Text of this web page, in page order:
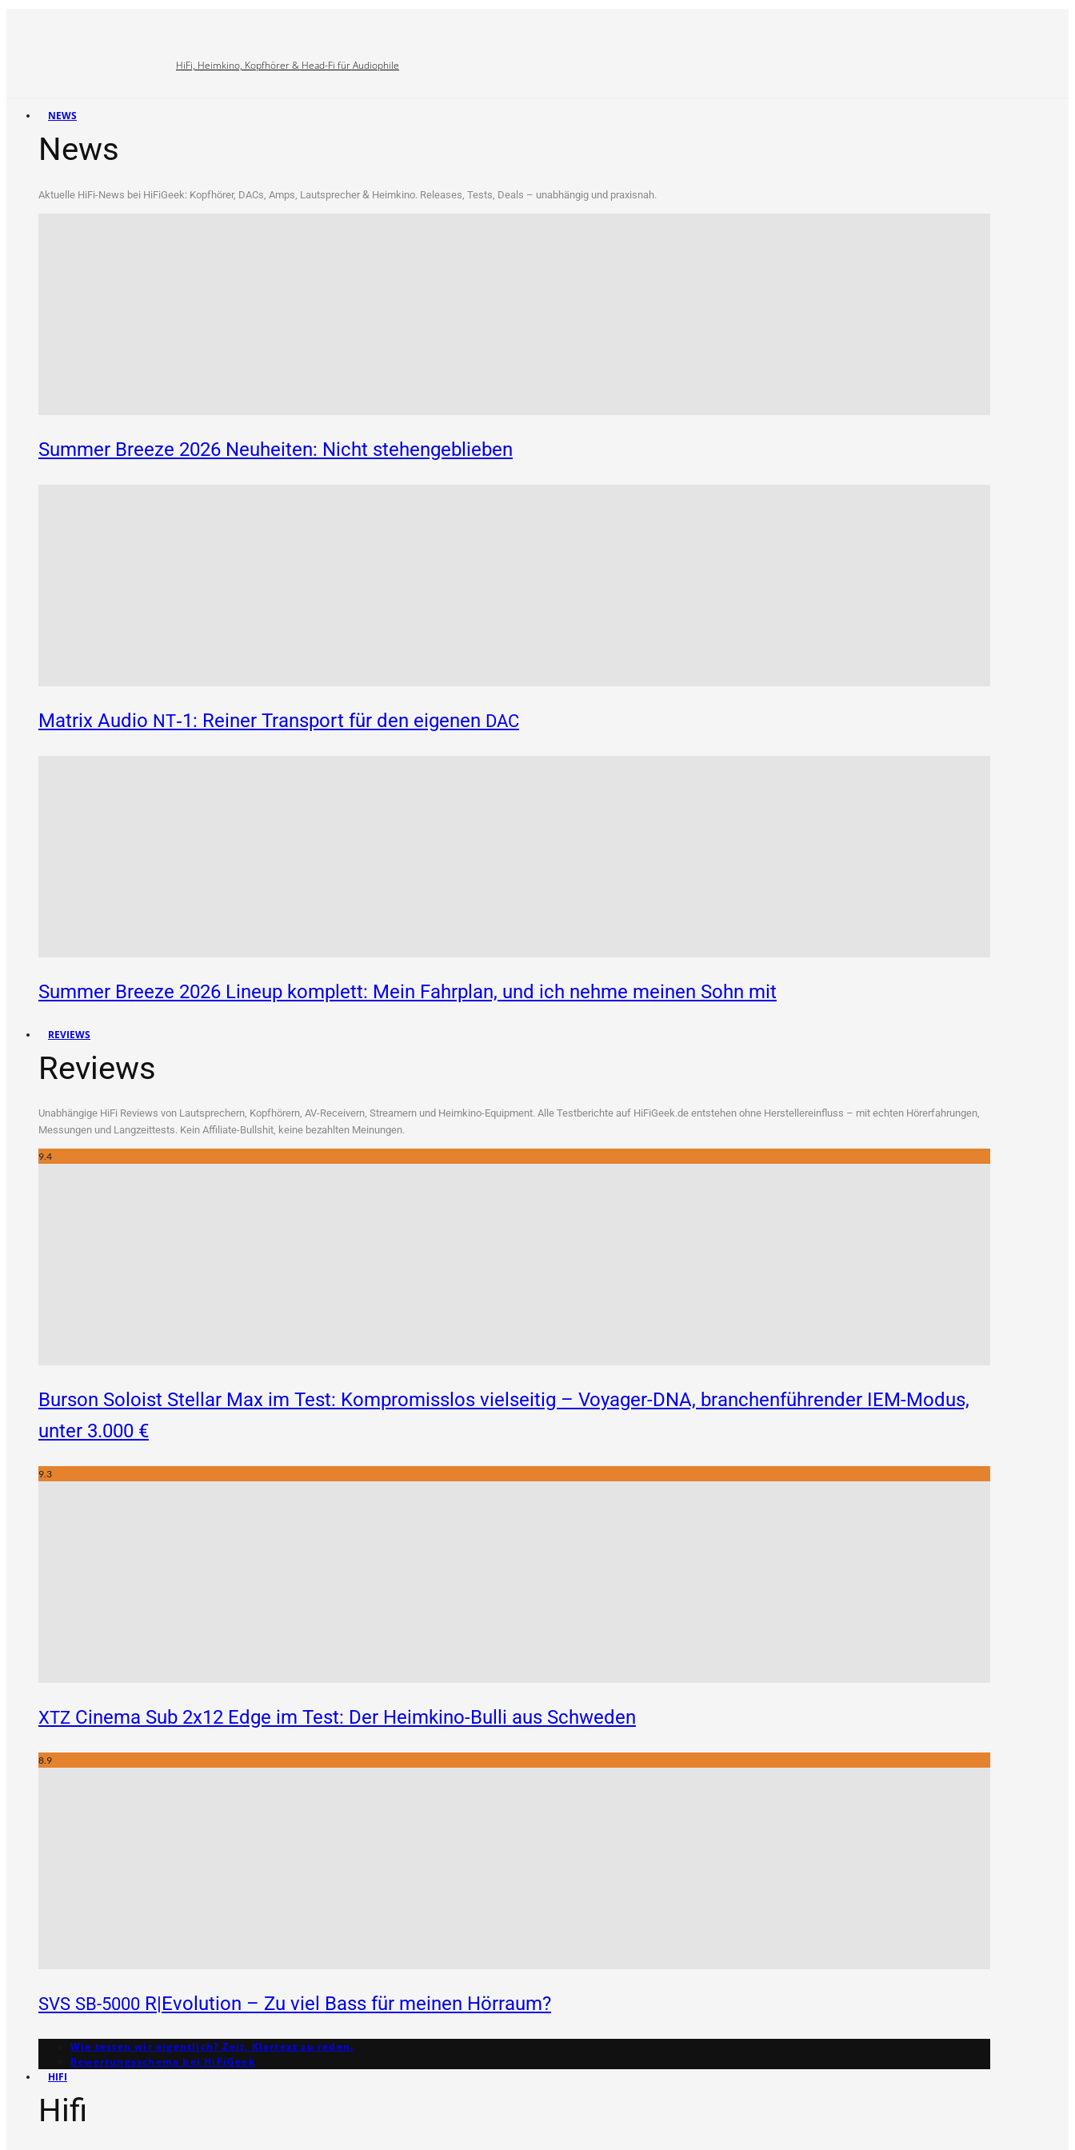
HiFi, Heimkino, Kopfhörer & Head-Fi für Audiophile
NEWS
News
Aktu­el­le HiFi-News bei HiFi­Ge­ek: Kopf­hö­rer, DACs, Amps, Laut­spre­cher & Heim­ki­no. Releases, Tests, Deals – unab­hän­gig und praxisnah.
Summer Breeze 2026 Neuheiten: Nicht stehengeblieben
Matrix Audio NT‑1: Reiner Transport für den eigenen DAC
Summer Breeze 2026 Lineup komplett: Mein Fahrplan, und ich nehme meinen Sohn mit
REVIEWS
Reviews
Unab­hän­gi­ge HiFi Reviews von Laut­spre­chern, Kopf­hö­rern, AV-Recei­vern, Strea­mern und Heim­ki­no-Equip­ment. Alle Test­be­rich­te auf HiFiGeek.de ent­ste­hen ohne Her­stel­ler­ein­fluss – mit ech­ten Hör­erfah­run­gen,
Mes­sun­gen und Lang­zeit­tests. Kein Affi­lia­te-Bull­shit, kei­ne bezahl­ten Meinungen.
9.4
Burson Soloist Stellar Max im Test: Kompromisslos vielseitig – Voyager-DNA, branchenführender IEM-Modus,
unter 3.000 €
9.3
XTZ Cinema Sub 2x12 Edge im Test: Der Heimkino-Bulli aus Schweden
8.9
SVS SB-5000 R|Evolution – Zu viel Bass für meinen Hörraum?
Wie testen wir eigentlich? Zeit, Klartext zu reden.
Bewertungs­schema bei HiFiGeek
HIFI
Hifi